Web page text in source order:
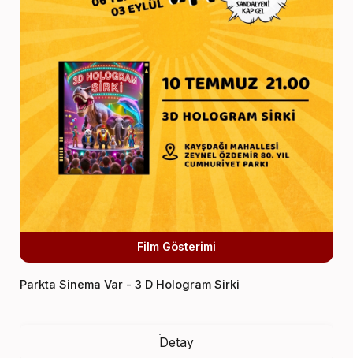
Film Gösterimi
Parkta Sinema Var - 3 D Hologram Sirki
Detay